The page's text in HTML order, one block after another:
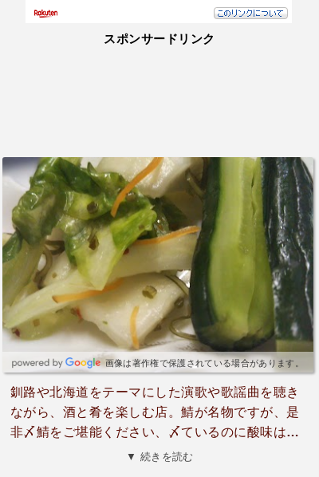
スポンサードリンク
画像は著作権で保護されている場合があります。
釧路や北海道をテーマにした演歌や歌謡曲を聴き
ながら、酒と肴を楽しむ店。鯖が名物ですが、是
非〆鯖をご堪能ください、〆ているのに酸味はな
く、鯖の旨味が引き立つ逸品！他、マスターにお
▼ 続きを読む